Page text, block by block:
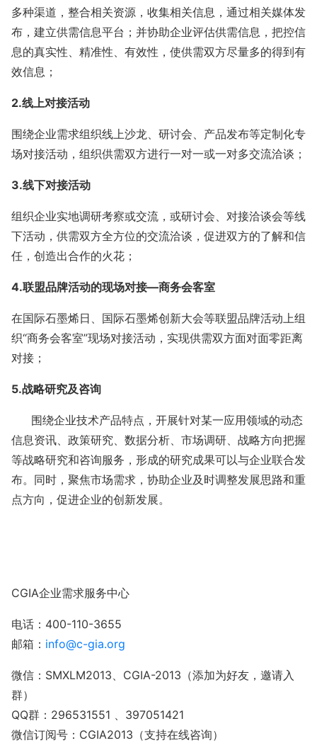
多种渠道，整合相关资源，收集相关信息，通过相关媒体发
布，建立供需信息平台；并协助企业评估供需信息，把控信
息的真实性、精准性、有效性，使供需双方尽量多的得到有
效信息；
2.线上对接活动
围绕企业需求组织线上沙龙、研讨会、产品发布等定制化专
场对接活动，组织供需双方进行一对一或一对多交流洽谈；
3.线下对接活动
组织企业实地调研考察或交流，或研讨会、对接洽谈会等线
下活动，供需双方全方位的交流洽谈，促进双方的了解和信
任，创造出合作的火花；
4.联盟品牌活动的现场对接—商务会客室
在国际石墨烯日、国际石墨烯创新大会等联盟品牌活动上组
织“商务会客室”现场对接活动，实现供需双方面对面零距离
对接；
5.战略研究及咨询
围绕企业技术产品特点，开展针对某一应用领域的动态
信息资讯、政策研究、数据分析、市场调研、战略方向把握
等战略研究和咨询服务，形成的研究成果可以与企业联合发
布。同时，聚焦市场需求，协助企业及时调整发展思路和重
点方向，促进企业的创新发展。
CGIA企业需求服务中心
电话： 400-110-3655
邮箱： info@c-gia.org
微信： SMXLM2013、 CGIA-2013 （添加为好友，邀请入
群）
QQ群： 296531551 、 397051421
微信订阅号： CGIA2013 （支持在线咨询）